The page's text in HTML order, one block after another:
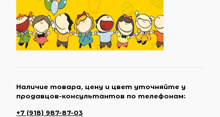
Наличие товара, цену и цвет уточняйте у
продавцов-консультантов по телефонам:
+7 (918) 987-87-03